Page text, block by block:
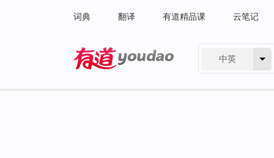
词典 翻译 有道精品课 云笔记
中英